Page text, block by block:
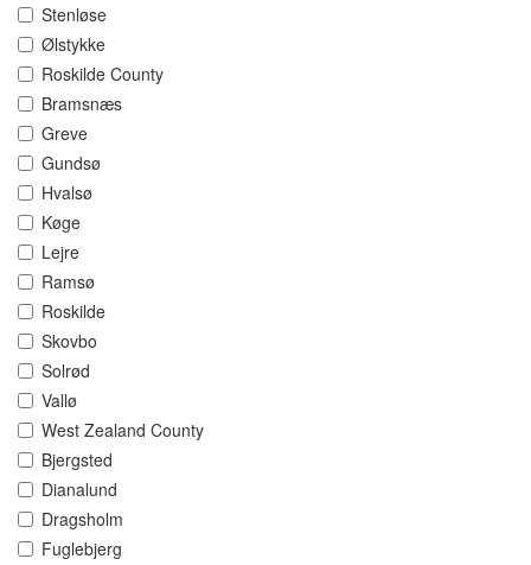
Stenløse
Ølstykke
Roskilde County
Bramsnæs
Greve
Gundsø
Hvalsø
Køge
Lejre
Ramsø
Roskilde
Skovbo
Solrød
Vallø
West Zealand County
Bjergsted
Dianalund
Dragsholm
Fuglebjerg